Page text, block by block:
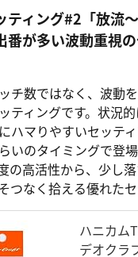
ティング#2「放流
番が多い波動重視
ッチ数ではなく、波動
ティングです。状況
ハマりやすいセッテ
いのタイミングで登
の高活性から、少し
つなく拾える優れたセ
ハニカム
デオクラ